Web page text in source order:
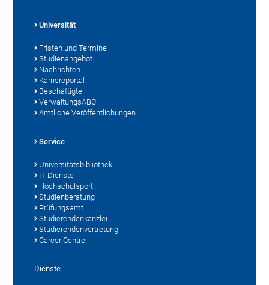
Universität
Fristen und Termine
Studienangebot
Nachrichten
Karriereportal
Beschäftigte
VerwaltungsABC
Amtliche Veröffentlichungen
Service
Universitätsbibliothek
IT-Dienste
Hochschulsport
Studienberatung
Prüfungsamt
Studierendenkanzlei
Studierendenvertretung
Career Centre
Dienste